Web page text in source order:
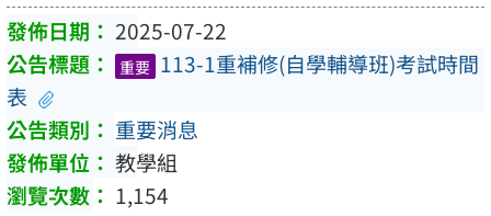
2025-07-22
重要 113-1重補修(自學輔導班)考試時間
表
重要消息
教學組
1,154